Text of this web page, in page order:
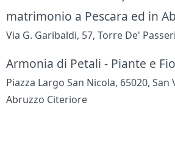
matrimonio a Pescara ed in
Via G. Garibaldi, 57, Torre De' Passeri
Armonia di Petali - Piante e
Piazza Largo San Nicola, 65020,
Abruzzo Citeriore